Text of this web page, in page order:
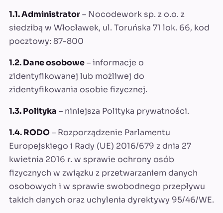
1.1. Administrator– Nocodework sp. z o.o. z
siedzibą w Włocławek, ul. Toruńska 71 lok. 66, kod
pocztowy: 87-800
1.2. Dane osobowe– informacje o
zidentyfikowanej lub możliwej do
zidentyfikowania osobie fizycznej.
1.3. Polityka – niniejsza Polityka prywatności.
1.4. RODO– Rozporządzenie Parlamentu
Europejskiego i Rady (UE) 2016/679 z dnia 27
kwietnia 2016 r. w sprawie ochrony osób
fizycznych w związku z przetwarzaniem danych
osobowych i w sprawie swobodnego przepływu
takich danych oraz uchylenia dyrektywy 95/46/WE.